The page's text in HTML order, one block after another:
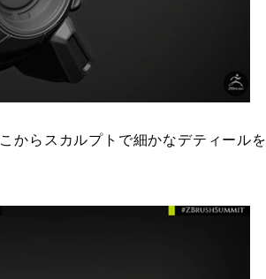
からスカルプトで細かなデティールを